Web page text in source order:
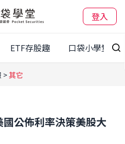
登入
ETF存股趣 口袋小學堂
其它
公佈利率決策美股大